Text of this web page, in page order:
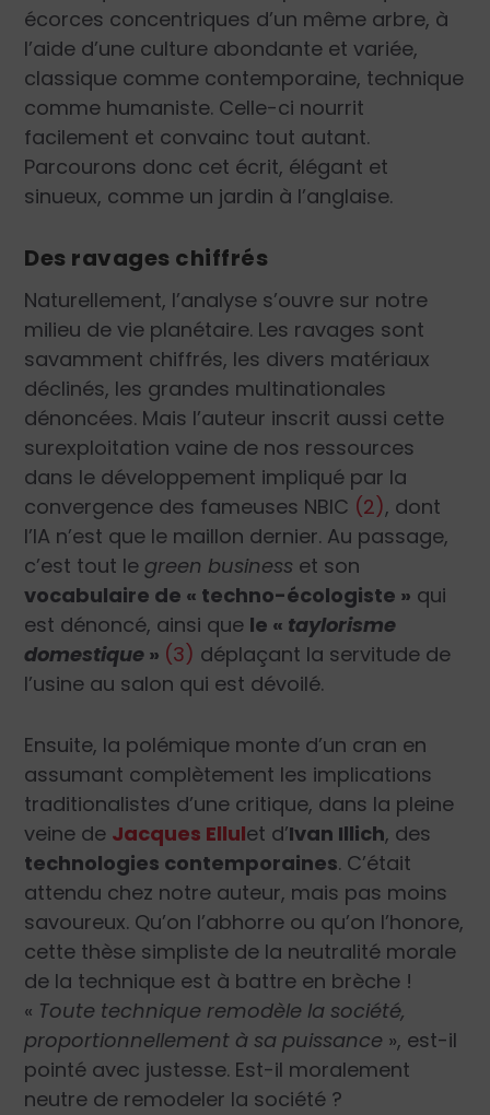
écorces concentriques d’un même arbre, à
l’aide d’une culture abondante et variée,
classique comme contemporaine, technique
comme humaniste. Celle-ci nourrit
facilement et convainc tout autant.
Parcourons donc cet écrit, élégant et
sinueux, comme un jardin à l’anglaise.
Des ravages chiffrés
Naturellement, l’analyse s’ouvre sur notre
milieu de vie planétaire. Les ravages sont
savamment chiffrés, les divers matériaux
déclinés, les grandes multinationales
dénoncées. Mais l’auteur inscrit aussi cette
surexploitation vaine de nos ressources
dans le développement impliqué par la
convergence des fameuses NBIC (2), dont
l’IA n’est que le maillon dernier. Au passage,
c’est tout le green business et son
vocabulaire de « techno-écologiste » qui
est dénoncé, ainsi que le « taylorisme
domestique » (3) déplaçant la servitude de
l’usine au salon qui est dévoilé.
Ensuite, la polémique monte d’un cran en
assumant complètement les implications
traditionalistes d’une critique, dans la pleine
veine de Jacques Ellulet d’Ivan Illich, des
technologies contemporaines. C’était
attendu chez notre auteur, mais pas moins
savoureux. Qu’on l’abhorre ou qu’on l’honore,
cette thèse simpliste de la neutralité morale
de la technique est à battre en brèche !
« Toute technique remodèle la société,
proportionnellement à sa puissance », est-il
pointé avec justesse. Est-il moralement
neutre de remodeler la société ?